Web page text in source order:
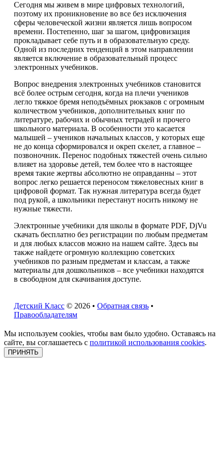
Сегодня мы живем в мире цифровых технологий,
поэтому их проникновение во все без исключения
сферы человеческой жизни является лишь вопросом
времени. Постепенно, шаг за шагом, цифровизация
прокладывает себе путь и в образовательную среду.
Одной из последних тенденций в этом направлении
является включение в образовательный процесс
электронных учебников.
Вопрос внедрения электронных учебников становится
всё более острым сегодня, когда на плечи учеников
легло тяжкое бремя неподъёмных рюкзаков с огромным
количеством учебников, дополнительных книг по
литературе, рабочих и обычных тетрадей и прочего
школьного материала. В особенности это касается
малышей – учеников начальных классов, у которых еще
не до конца сформировался и окреп скелет, а главное –
позвоночник. Перенос подобных тяжестей очень сильно
влияет на здоровье детей, тем более что в настоящее
время такие жертвы абсолютно не оправданны – этот
вопрос легко решается переносом тяжеловесных книг в
цифровой формат. Так нужная литература всегда будет
под рукой, а школьники перестанут носить никому не
нужные тяжести.
Электронные учебники для школы в формате PDF, DjVu
скачать бесплатно без регистрации по любым предметам
и для любых классов можно на нашем сайте. Здесь вы
также найдете огромную коллекцию советских
учебников по разным предметам и классам, а также
материалы для дошкольников – все учебники находятся
в свободном для скачивания доступе.
Детский Класс © 2026 • Обратная связь •
Правообладателям
Мы используем cookies, чтобы вам было удобно. Оставаясь на
сайте, вы соглашаетесь с политикой использования cookies.
ПРИНЯТЬ